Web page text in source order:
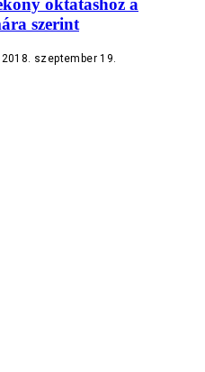
oktatáshoz a
szerint
2018. szeptember 19.